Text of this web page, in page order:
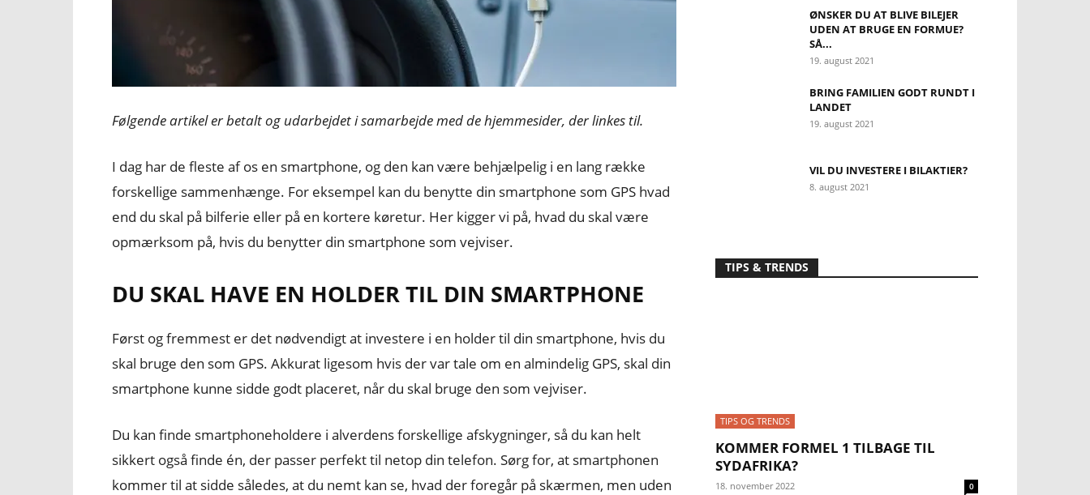
Følgende artikel er betalt og udarbejdet i samarbejde med de hjemmesider, der linkes til.
I dag har de fleste af os en smartphone, og den kan være behjælpelig i en lang række
forskellige sammenhænge. For eksempel kan du benytte din smartphone som GPS hvad
end du skal på bilferie eller på en kortere køretur. Her kigger vi på, hvad du skal være
opmærksom på, hvis du benytter din smartphone som vejviser.
DU SKAL HAVE EN HOLDER TIL DIN SMARTPHONE
Først og fremmest er det nødvendigt at investere i en holder til din smartphone, hvis du
skal bruge den som GPS. Akkurat ligesom hvis der var tale om en almindelig GPS, skal din
smartphone kunne sidde godt placeret, når du skal bruge den som vejviser.
Du kan finde smartphoneholdere i alverdens forskellige afskygninger, så du kan helt
sikkert også finde én, der passer perfekt til netop din telefon. Sørg for, at smartphonen
kommer til at sidde således, at du nemt kan se, hvad der foregår på skærmen, men uden
ØNSKER DU AT BLIVE BILEJER
UDEN AT BRUGE EN FORMUE?
SÅ...
19. august 2021
BRING FAMILIEN GODT RUNDT I
LANDET
19. august 2021
VIL DU INVESTERE I BILAKTIER?
8. august 2021
TIPS & TRENDS
TIPS OG TRENDS
KOMMER FORMEL 1 TILBAGE TIL
SYDAFRIKA?
18. november 2022 0